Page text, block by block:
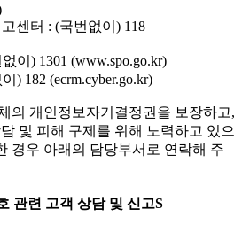
센터 : (국번없이) 118
이) 1301 (www.spo.go.kr)
) 182 (ecrm.cyber.go.kr)
의 개인정보자기결정권을 보장하고,
및 피해 구제를 위해 노력하고 있으
경우 아래의 담당부서로 연락해 주
관련 고객 상담 및 신고S